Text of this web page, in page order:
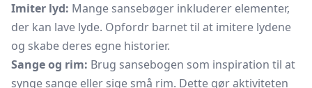
Imiter lyd: Mange sansebøger inkluderer elementer,
der kan lave lyde. Opfordr barnet til at imitere lydene
og skabe deres egne historier.
Sange og rim: Brug sansebogen som inspiration til at
synge sange eller sige små rim. Dette gør aktiviteten